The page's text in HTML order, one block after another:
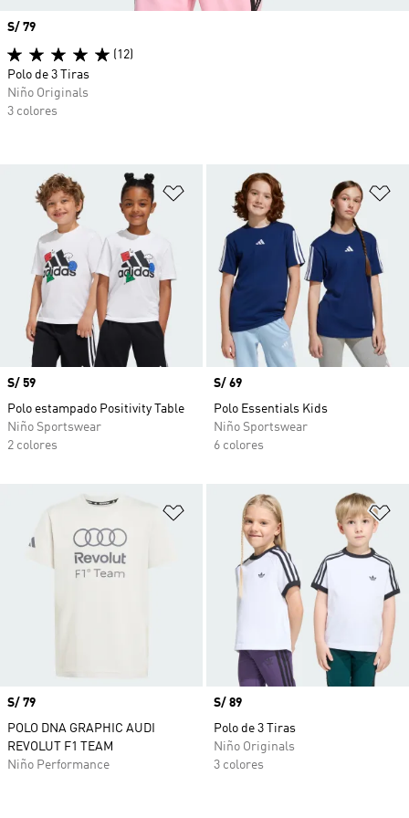
Añadir a la lista de deseos
Precio
S/ 59
Polo estampado Positivity Table
Niño Sportswear
2 colores
Precio
S/ 69
Polo Essentials Kids
Niño Sportswear
6 colores
Añadir a la lista de deseos
Precio
S/ 79
POLO DNA GRAPHIC AUDI
REVOLUT F1 TEAM
Niño Performance
Precio
S/ 89
Polo de 3 Tiras
Niño Originals
3 colores
Precio
S/ 79
(12)
Polo de 3 Tiras
Niño Originals
3 colores